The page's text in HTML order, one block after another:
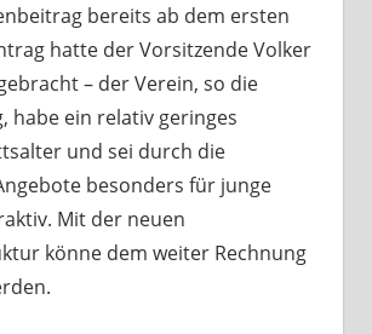
bereits ab dem ersten
hatte der Vorsitzende Volker
– der Verein, so die
habe ein relativ geringes
und sei durch die
besonders für junge
Mit der neuen
könne dem weiter Rechnung